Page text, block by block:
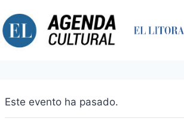
al
contenido
Este evento ha pasado.